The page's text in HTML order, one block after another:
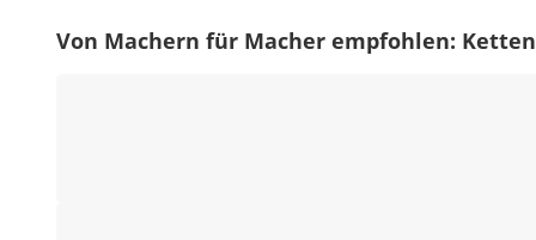
Von Machern für Macher empfohlen: